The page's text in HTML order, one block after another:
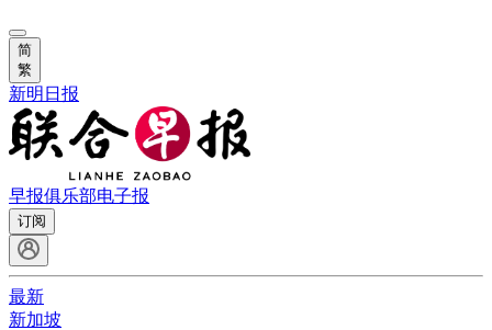
简
繁
新明日报
早报俱乐部电子报
订阅
最新
新加坡